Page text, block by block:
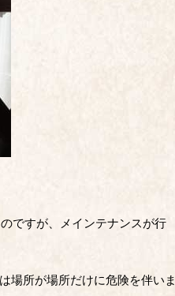
ですが、メインテナンスが行
場所が場所だけに危険を伴いま